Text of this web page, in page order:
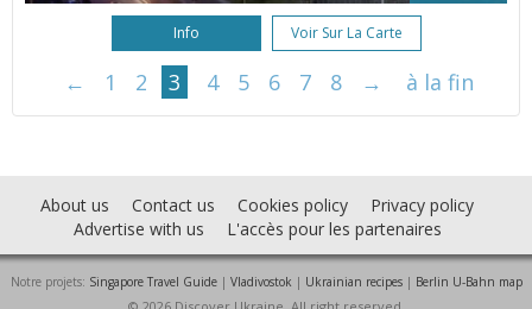
Info Voir Sur La Carte
← 1 2 3 4 5 6 7 8 → à la fin
About us Contact us Cookies policy
Privacy policy
Advertise with us
L'accès pour les partenaires
Notre projets: Singapore Travel Guide| Vladivostok | Ukrainian recipes| Berlin U-Bahn map